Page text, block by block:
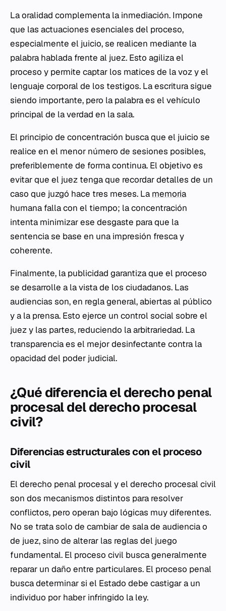
La oralidad complementa la inmediación. Impone
que las actuaciones esenciales del proceso,
especialmente el juicio, se realicen mediante la
palabra hablada frente al juez. Esto agiliza el
proceso y permite captar los matices de la voz y el
lenguaje corporal de los testigos. La escritura sigue
siendo importante, pero la palabra es el vehículo
principal de la verdad en la sala.
El principio de concentración busca que el juicio se
realice en el menor número de sesiones posibles,
preferiblemente de forma continua. El objetivo es
evitar que el juez tenga que recordar detalles de un
caso que juzgó hace tres meses. La memoria
humana falla con el tiempo; la concentración
intenta minimizar ese desgaste para que la
sentencia se base en una impresión fresca y
coherente.
Finalmente, la publicidad garantiza que el proceso
se desarrolle a la vista de los ciudadanos. Las
audiencias son, en regla general, abiertas al público
y a la prensa. Esto ejerce un control social sobre el
juez y las partes, reduciendo la arbitrariedad. La
transparencia es el mejor desinfectante contra la
opacidad del poder judicial.
¿Qué diferencia el derecho penal
procesal del derecho procesal
civil?
Diferencias estructurales con el proceso
civil
El derecho penal procesal y el derecho procesal civil
son dos mecanismos distintos para resolver
conflictos, pero operan bajo lógicas muy diferentes.
No se trata solo de cambiar de sala de audiencia o
de juez, sino de alterar las reglas del juego
fundamental. El proceso civil busca generalmente
reparar un daño entre particulares. El proceso penal
busca determinar si el Estado debe castigar a un
individuo por haber infringido la ley.